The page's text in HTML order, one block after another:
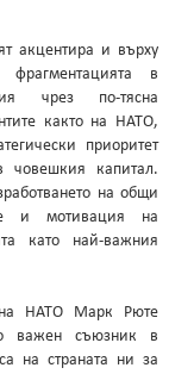
акцентира и върху
фрагментацията в
чрез по-тясна
както на НАТО,
приоритет
човешкия капитал.
на общи
и мотивация на
като най-важния
на НАТО Марк Рюте
важен съюзник в
на страната ни за